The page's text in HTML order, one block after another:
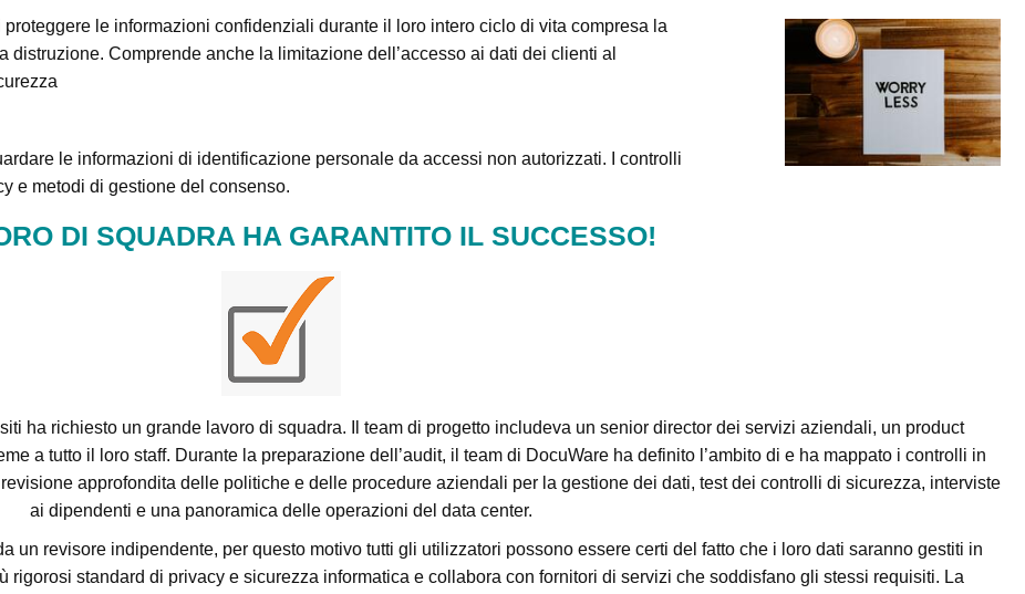
le informazioni confidenziali durante il loro intero ciclo di vita compresa la
distruzione. Comprende anche la limitazione dell’accesso ai dati dei clienti al
le informazioni di identificazione personale da accessi non autorizzati. I controlli
e metodi di gestione del consenso.
DI SQUADRA HA GARANTITO IL SUCCESSO!
ha richiesto un grande lavoro di squadra. Il team di progetto includeva un senior director dei servizi aziendali, un product
a tutto il loro staff. Durante la preparazione dell’audit, il team di DocuWare ha definito l’ambito di e ha mappato i controlli in
approfondita delle politiche e delle procedure aziendali per la gestione dei dati, test dei controlli di sicurezza, interviste
ai dipendenti e una panoramica delle operazioni del data center.
un revisore indipendente, per questo motivo tutti gli utilizzatori possono essere certi del fatto che i loro dati saranno gestiti in
rigorosi standard di privacy e sicurezza informatica e collabora con fornitori di servizi che soddisfano gli stessi requisiti. La